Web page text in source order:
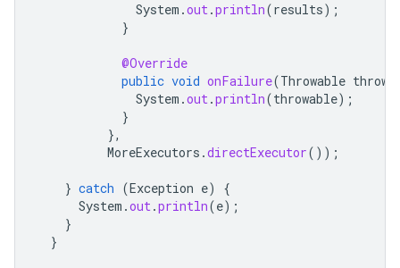
System .out.println(results);
}
@Override
public void onFailure(Throwable
System .out.println(throwable);
}
},
MoreExecutors .directExecutor());
} catch (Exception e)
{
System .out.println(e);
}
}